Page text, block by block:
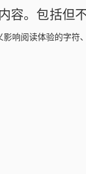
容。包括但
影响阅读体验的字符